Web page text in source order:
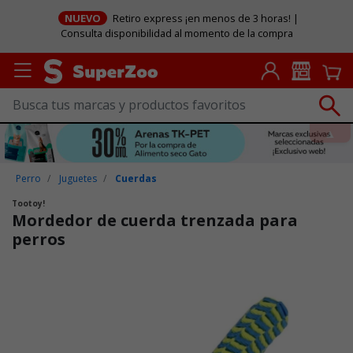
NUEVO
Retiro express ¡en menos de 3 horas! |
Consulta disponibilidad al momento de la compra
Perro Juguetes Cuerdas
Tootoy!
Mordedor de cuerda trenzada para
perros